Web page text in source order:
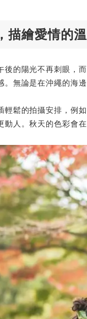
描繪愛情的
後的陽光不再刺眼，
。無論是在沖繩的海
輕鬆的拍攝安排，例
動人。秋天的色彩會